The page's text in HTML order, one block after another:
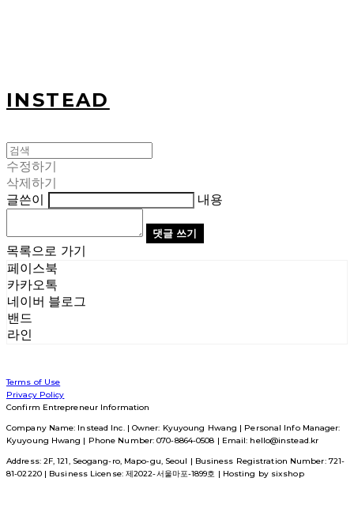
INSTEAD
수정하기
삭제하기
글쓴이
내용
댓글 쓰기
목록으로 가기
페이스북
카카오톡
네이버 블로그
밴드
라인
Terms of Use
Privacy Policy
Confirm Entrepreneur Information
Company Name: Instead Inc. | Owner: Kyuyoung Hwang | Personal Info Manager:
Kyuyoung Hwang | Phone Number: 070-8864-0508 | Email: hello@instead.kr
Address: 2F, 121, Seogang-ro, Mapo-gu, Seoul | Business Registration Number: 721-
81-02220| Business License: 제2022-서울마포-1899호 | Hosting by sixshop